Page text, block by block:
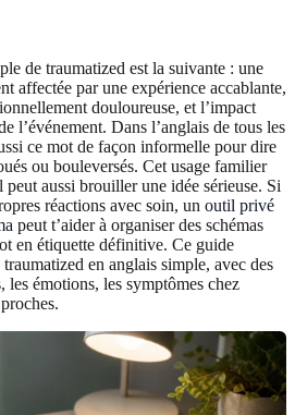
de traumatized est la suivante : une
affectée par une expérience accablante,
douloureuse, et l’impact
l’événement. Dans l’anglais de tous les
ce mot de façon informelle pour dire
ou bouleversés. Cet usage familier
aussi brouiller une idée sérieuse. Si
réactions avec soin, un outil privé
peut t’aider à organiser des schémas
en étiquette définitive. Ce guide
en anglais simple, avec des
les émotions, les symptômes chez